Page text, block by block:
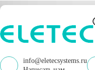
info@eletecsystems.ru